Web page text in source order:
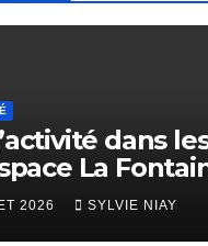
dans
La
31 aout.
2026 SYLVIE NIAY